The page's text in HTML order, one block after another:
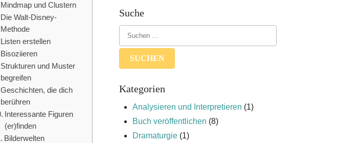
Mindmap und Clustern
Die Walt-Disney-
Methode
Listen erstellen
Bisoziieren
Strukturen und Muster
begreifen
Geschichten, die dich
berühren
Interessante Figuren
(er)finden
Bilderwelten
Suche
Kategorien
Analysieren und Interpretieren (1)
Buch veröffentlichen (8)
Dramaturgie(1)